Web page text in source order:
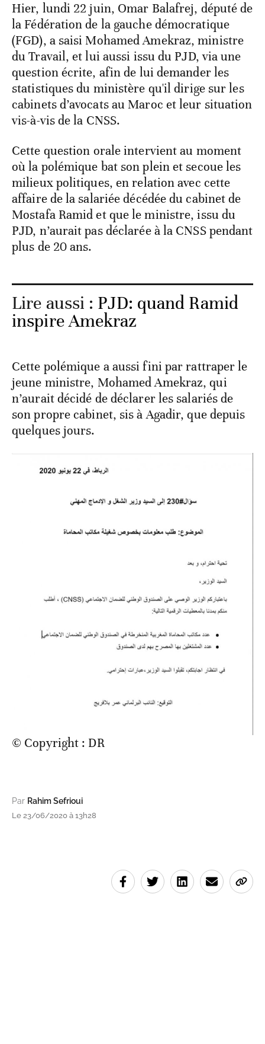
Hier, lundi 22 juin, Omar Balafrej, député de
la Fédération de la gauche démocratique
(FGD), a saisi Mohamed Amekraz, ministre
du Travail, et lui aussi issu du PJD, via une
question écrite, afin de lui demander les
statistiques du ministère qu'il dirige sur les
cabinets d’avocats au Maroc et leur situation
vis-à-vis de la CNSS.
Cette question orale intervient au moment
où la polémique bat son plein et secoue les
milieux politiques, en relation avec cette
affaire de la salariée décédée du cabinet de
Mostafa Ramid et que le ministre, issu du
PJD, n’aurait pas déclarée à la CNSS pendant
plus de 20 ans.
Lire aussi : PJD: quand Ramid
inspire Amekraz
Cette polémique a aussi fini par rattraper le
jeune ministre, Mohamed Amekraz, qui
n’aurait décidé de déclarer les salariés de
son propre cabinet, sis à Agadir, que depuis
quelques jours.
© Copyright : DR
Par Rahim Sefrioui
Le 23/06/2020 à 13h28